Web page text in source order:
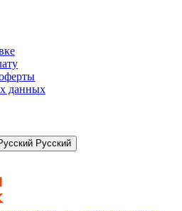
данных
Русский